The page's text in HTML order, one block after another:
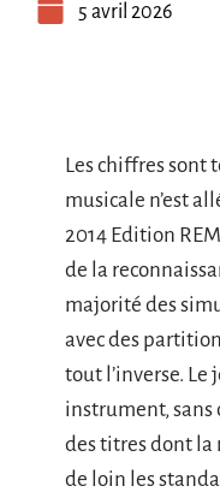
5 avril 2026
Les chiffres sont
musicale n’est
2014 Edition
de la
majorité des
avec des
tout l’inverse. Le
instrument, sans
des titres dont la
de loin les